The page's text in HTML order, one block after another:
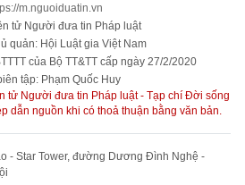
m.nguoiduatin.vn
tử Người đưa tin Pháp luật
quản: Hội Luật gia Việt Nam
của Bộ TT&TT cấp ngày 27/2/2020
tập: Phạm Quốc Huy
tử Người đưa tin Pháp luật - Tạp chí Đời sống
dẫn nguồn khi có thoả thuận bằng văn bản.
- Star Tower, đường Dương Đình Nghệ -